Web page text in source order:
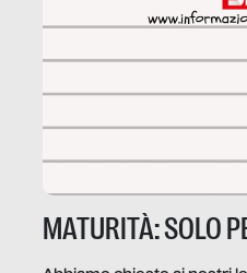
MATURITÀ: SOLO